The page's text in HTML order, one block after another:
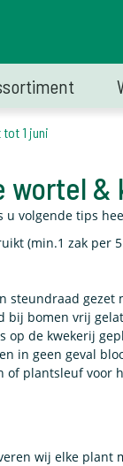
1 juni
wortel &
u volgende tips
(min.1 zak per
steundraad
bij bomen vrij
op de kwekerij
in geen geval
of plantsleuf voor
wij elke plant